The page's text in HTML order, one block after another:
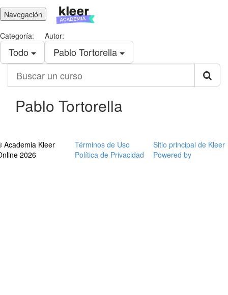
Navegación
Categoría:
Todo
Autor:
Pablo Tortorella
curso
Pablo Tortorella
Academia Kleer
2026
Términos de Uso
Política de Privacidad
Sitio principal de Kleer
Powered by